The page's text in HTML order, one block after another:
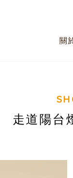
關
走道陽台